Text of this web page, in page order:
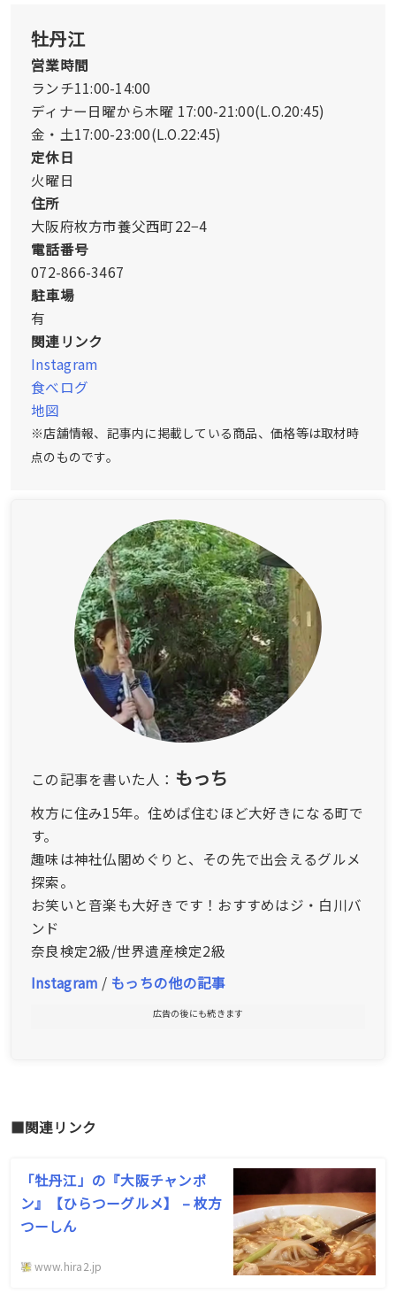
牡丹江
営業時間
ランチ11:00-14:00
ディナー日曜から木曜 17:00-21:00(L.O.20:45)
金・土17:00-23:00(L.O.22:45)
定休日
火曜日
住所
大阪府枚方市養父西町22−4
電話番号
072-866-3467
駐車場
有
関連リンク
Instagram
食べログ
地図
※店舗情報、記事内に掲載している商品、価格等は取材時
点のものです。
この記事を書いた人： もっち
枚方に住み15年。住めば住むほど大好きになる町で
す。
趣味は神社仏閣めぐりと、その先で出会えるグルメ
探索。
お笑いと音楽も大好きです！おすすめはジ・白川バ
ンド
奈良検定2級/世界遺産検定2級
Instagram / もっちの他の記事
広告の後にも続きます
■関連リンク
「牡丹江」の『大阪チャンポ
ン』【ひらつーグルメ】 – 枚方
つーしん
www.hira2.jp